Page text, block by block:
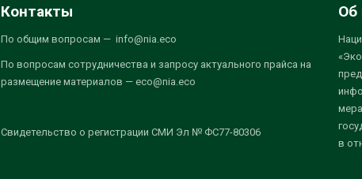
Контакты
По общим вопросам — info@nia.eco
По вопросам сотрудничества и запросу актуального прайса на
размещение материалов — eco@nia.eco
Свидетельство о регистрации СМИ Эл № ФС77-80306
Об
в